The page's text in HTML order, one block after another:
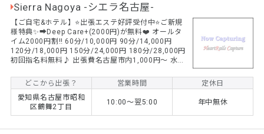
Sierra Nagoya -シエラ名古屋-
【ご自宅&ホテル】⭐️出張エステ好評受付中⭐️ご新規
様特典✨➡︎Deep Care+(2000円)が無料❤️ オールタ
イム2000円割‼️ 60分/10,000円 90分/14,000円
120分/18,000円 150分/24,000円 180分/28,000円
初回指名料無料♪ 出張費名古屋市内1,000円〜 水溶
屋出張マッサージならSierra Nagoya❣️ ワクワクド
キドキ体験をお楽しみください✨ 日本人セラピスト
のみ在籍。
どこから出張？ 営業時間
定休日
愛知県名古屋市昭和
区鶴舞2丁目
10:00〜翌5:00 年中無休